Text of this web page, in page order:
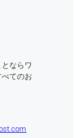
ならワ
てのお